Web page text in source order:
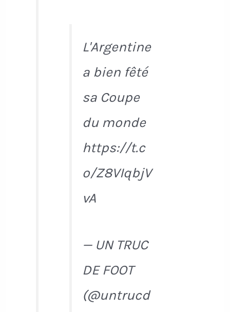
L'Argentine
a bien fêté
sa Coupe
du monde
https://t.c
o/Z8VIqbjV
vA
— UN TRUC
DE FOOT
(@untrucd